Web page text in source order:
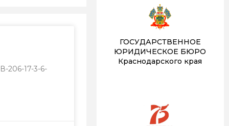
206-17-3-6-
ГОСУДАРСТВЕННОЕ
ЮРИДИЧЕСКОЕ БЮРО
Краснодарского края